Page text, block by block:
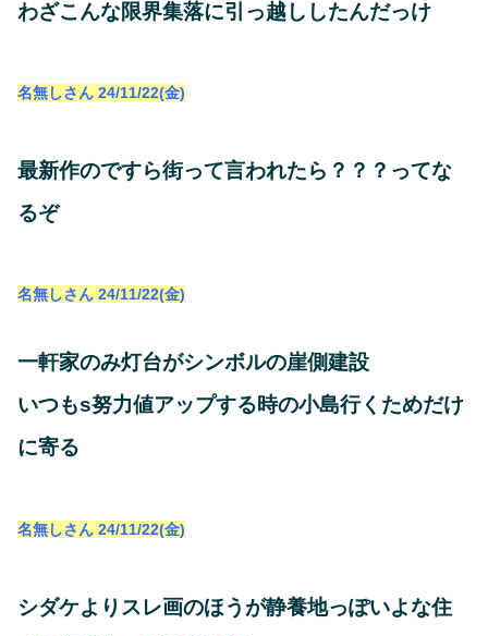
わざこんな限界集落に引っ越ししたんだっけ
名無しさん 24/11/22(金)
最新作のですら街って言われたら？？？ってな
るぞ
名無しさん 24/11/22(金)
一軒家のみ灯台がシンボルの崖側建設
いつもs努力値アップする時の小島行くためだけ
に寄る
名無しさん 24/11/22(金)
シダケよりスレ画のほうが静養地っぽいよな住